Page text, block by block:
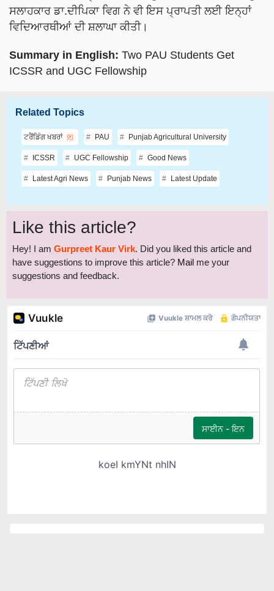
ਸਲਾਹਕਾਰ ਡਾ.ਦੀਪਿਕਾ ਵਿਗ ਨੇ ਵੀ ਇਸ ਪ੍ਰਾਪਤੀ ਲਈ ਇਨ੍ਹਾਂ
ਵਿਦਿਆਰਥੀਆਂ ਦੀ ਸ਼ਲਾਘਾ ਕੀਤੀ।
Summary in English: Two PAU Students Get
ICSSR and UGC Fellowship
Related Topics
ਟਰੈਂਡਿੰਗ ਖਬਰਾਂ PAU Punjab Agricultural University
ICSSR UGC Fellowship Good News
Latest Agri News Punjab News Latest Update
Like this article?
Hey! I am Gurpreet Kaur Virk. Did you liked this article and
have suggestions to improve this article? Mail me your
suggestions and feedback.